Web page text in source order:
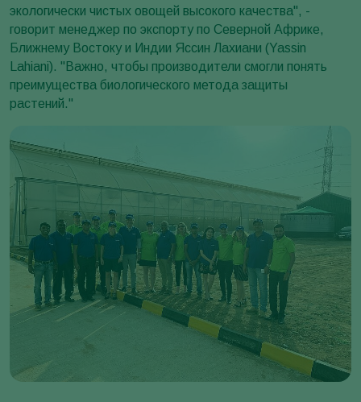
экологически чистых овощей высокого качества", -
говорит менеджер по экспорту по Северной Африке,
Ближнему Востоку и Индии Яссин Лахиани (Yassin
Lahiani). "Важно, чтобы производители смогли понять
преимущества биологического метода защиты
растений."